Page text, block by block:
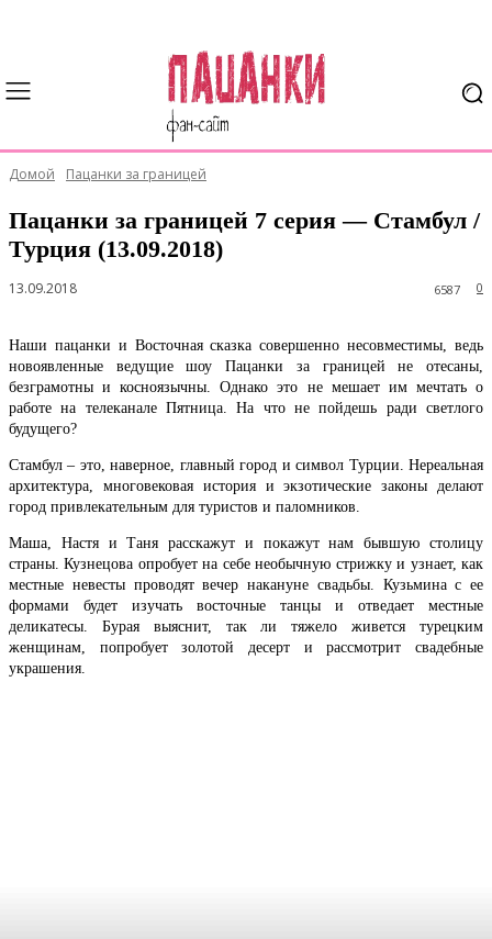
Домой Пацанки за границей
Пацанки за границей 7 серия — Стамбул /
Турция (13.09.2018)
13.09.2018 0
6587
Наши пацанки и Восточная сказка совершенно несовместимы, ведь
новоявленные ведущие шоу Пацанки за границей не отесаны,
безграмотны и косноязычны. Однако это не мешает им мечтать о
работе на телеканале Пятница. На что не пойдешь ради светлого
будущего?
Стамбул – это, наверное, главный город и символ Турции. Нереальная
архитектура, многовековая история и экзотические законы делают
город привлекательным для туристов и паломников.
Маша, Настя и Таня расскажут и покажут нам бывшую столицу
страны. Кузнецова опробует на себе необычную стрижку и узнает, как
местные невесты проводят вечер накануне свадьбы. Кузьмина с ее
формами будет изучать восточные танцы и отведает местные
деликатесы. Бурая выяснит, так ли тяжело живется турецким
женщинам, попробует золотой десерт и рассмотрит свадебные
украшения.